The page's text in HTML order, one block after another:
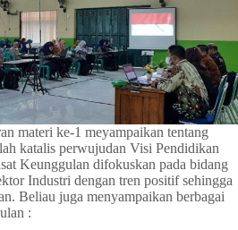
materi ke-1 meyampaikan tentang
katalis perwujudan Visi Pendidikan
Keunggulan difokuskan pada bidang
Industri dengan tren positif sehingga
Beliau juga menyampaikan berbagai
: